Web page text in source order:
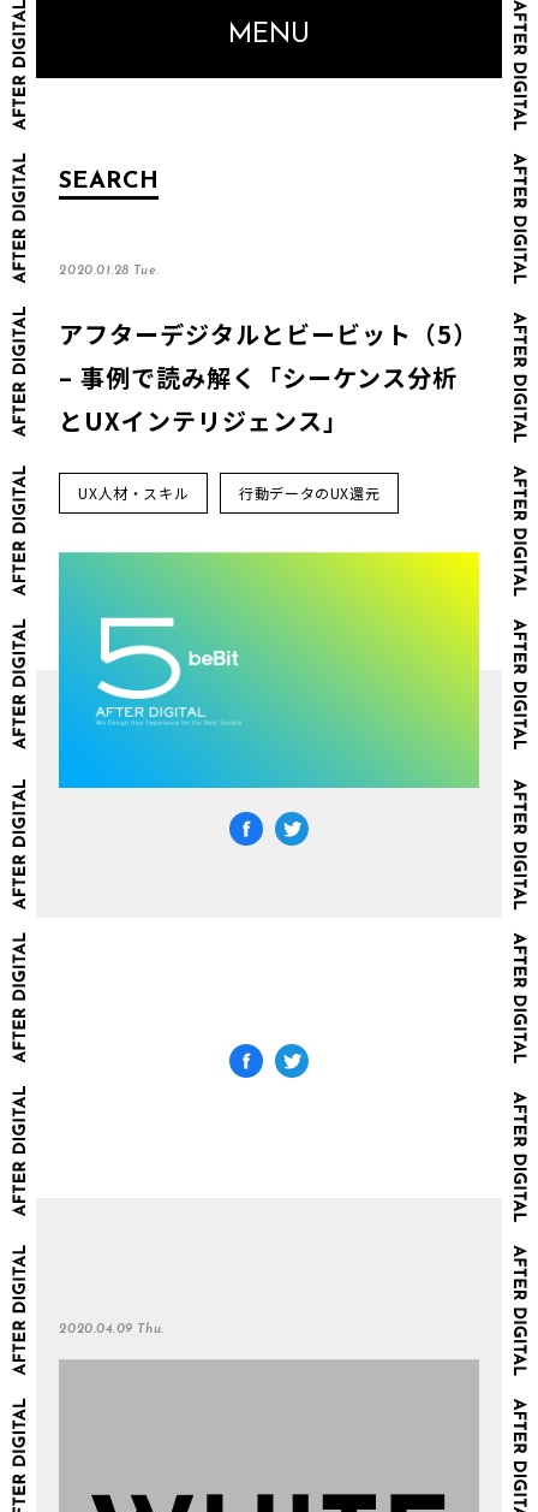
MENU
SEARCH
2020.01.28 Tue.
アフターデジタルとビービット（5）
– 事例で読み解く「シーケンス分析
とUXインテリジェンス」
UX人材・スキル 行動データのUX還元
2020.04.09 Thu.